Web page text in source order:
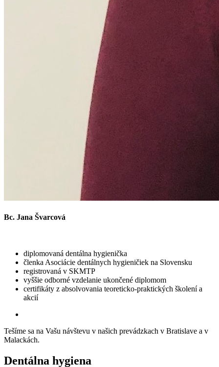
Bc. Jana Švarcová
diplomovaná dentálna hygienička
členka Asociácie dentálnych hygieničiek na Slovensku
registrovaná v SKMTP
vyššie odborné vzdelanie ukončené diplomom
certifikáty z absolvovania teoreticko-praktických školení a
akcií
Tešíme sa na Vašu návštevu v našich prevádzkach v Bratislave a v
Malackách.
Dentálna hygiena